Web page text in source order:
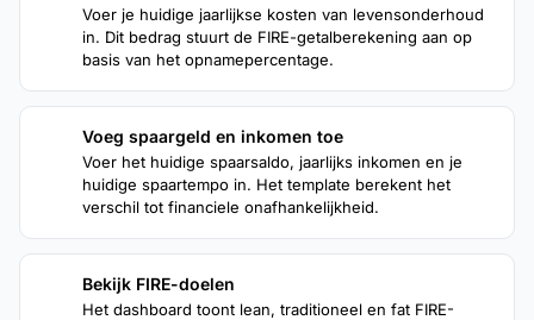
Voer je huidige jaarlijkse kosten van levensonderhoud
in. Dit bedrag stuurt de FIRE-getalberekening aan op
basis van het opnamepercentage.
Voeg spaargeld en inkomen toe
Voer het huidige spaarsaldo, jaarlijks inkomen en je
huidige spaartempo in. Het template berekent het
verschil tot financiele onafhankelijkheid.
Bekijk FIRE-doelen
Het dashboard toont lean, traditioneel en fat FIRE-